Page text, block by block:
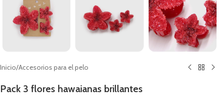
Inicio/Accesorios para el pelo
Pack 3 flores hawaianas brillantes